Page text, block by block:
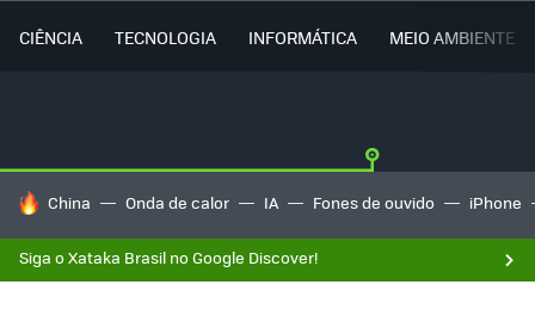
CIÊNCIA TECNOLOGIA INFORMÁTICA MEIO AMBIENTE
TENDÊNCIAS DO DIA
China Onda de calor IA Fones de ouvido iPhone
Siga o Xataka Brasil no Google Discover!